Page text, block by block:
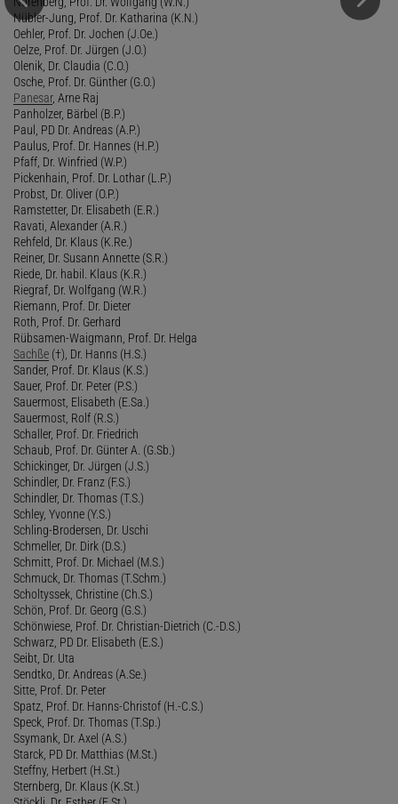
Nübler-Jung, Prof. Dr. Katharina (K.N.)
Oehler, Prof. Dr. Jochen (J.Oe.)
Oelze, Prof. Dr. Jürgen (J.O.)
Olenik, Dr. Claudia (C.O.)
Osche, Prof. Dr. Günther (G.O.)
Panesar, Arne Raj
Panholzer, Bärbel (B.P.)
Paul, PD Dr. Andreas (A.P.)
Paulus, Prof. Dr. Hannes (H.P.)
Pfaff, Dr. Winfried (W.P.)
Pickenhain, Prof. Dr. Lothar (L.P.)
Probst, Dr. Oliver (O.P.)
Ramstetter, Dr. Elisabeth (E.R.)
Ravati, Alexander (A.R.)
Rehfeld, Dr. Klaus (K.Re.)
Reiner, Dr. Susann Annette (S.R.)
Riede, Dr. habil. Klaus (K.R.)
Riegraf, Dr. Wolfgang (W.R.)
Riemann, Prof. Dr. Dieter
Roth, Prof. Dr. Gerhard
Rübsamen-Waigmann, Prof. Dr. Helga
Sachße (†), Dr. Hanns (H.S.)
Sander, Prof. Dr. Klaus (K.S.)
Sauer, Prof. Dr. Peter (P.S.)
Sauermost, Elisabeth (E.Sa.)
Sauermost, Rolf (R.S.)
Schaller, Prof. Dr. Friedrich
Schaub, Prof. Dr. Günter A. (G.Sb.)
Schickinger, Dr. Jürgen (J.S.)
Schindler, Dr. Franz (F.S.)
Schindler, Dr. Thomas (T.S.)
Schley, Yvonne (Y.S.)
Schling-Brodersen, Dr. Uschi
Schmeller, Dr. Dirk (D.S.)
Schmitt, Prof. Dr. Michael (M.S.)
Schmuck, Dr. Thomas (T.Schm.)
Scholtyssek, Christine (Ch.S.)
Schön, Prof. Dr. Georg (G.S.)
Schönwiese, Prof. Dr. Christian-Dietrich (C.-D.S.)
Schwarz, PD Dr. Elisabeth (E.S.)
Seibt, Dr. Uta
Sendtko, Dr. Andreas (A.Se.)
Sitte, Prof. Dr. Peter
Spatz, Prof. Dr. Hanns-Christof (H.-C.S.)
Speck, Prof. Dr. Thomas (T.Sp.)
Ssymank, Dr. Axel (A.S.)
Starck, PD Dr. Matthias (M.St.)
Steffny, Herbert (H.St.)
Sternberg, Dr. Klaus (K.St.)